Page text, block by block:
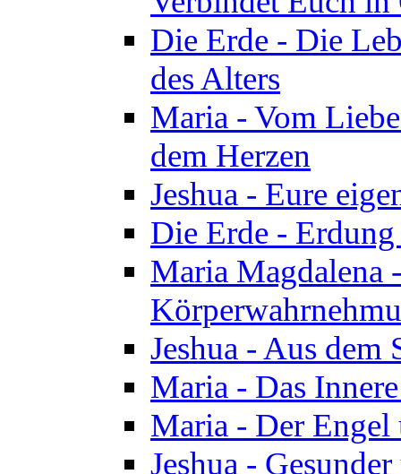
Die Erde - Die
des Alters
Maria - Vom
dem Herzen
Jeshua - Eure
Die Erde -
Maria Magdalena
Jeshua - Aus dem
Maria - Das
Maria - Der Engel
Jeshua -